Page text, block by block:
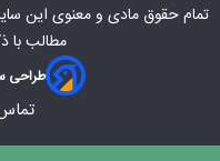
تمام حقوق مادی‌ و معنوی این
مطالب با
طراحی